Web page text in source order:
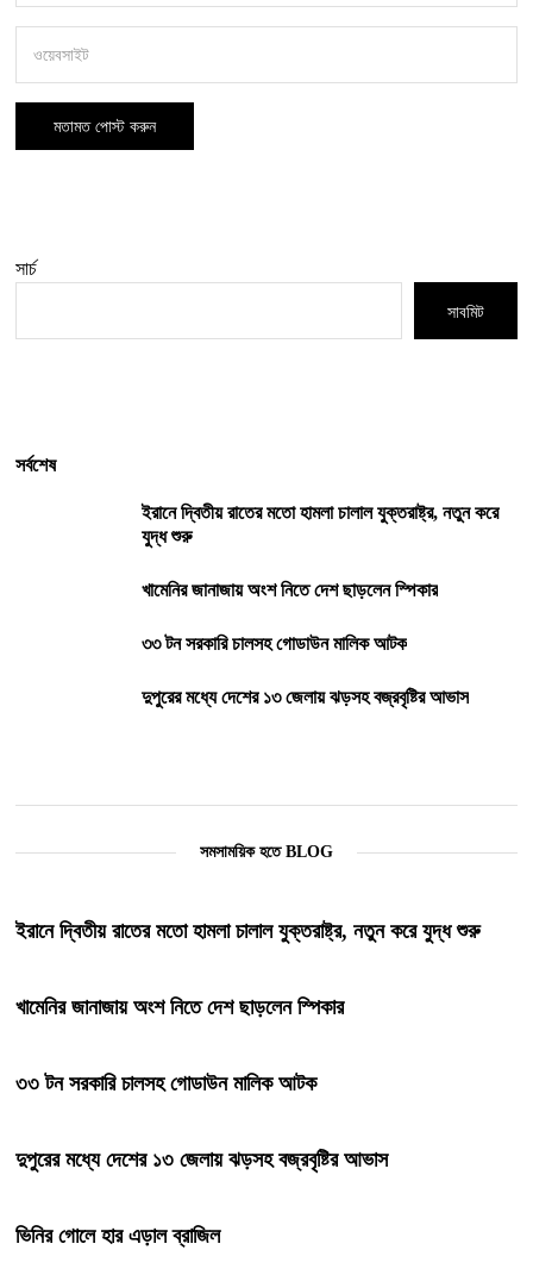
সার্চ
সাবমিট
সর্বশেষ
ইরানে দ্বিতীয় রাতের মতো হামলা চালাল যুক্তরাষ্ট্র, নতুন করে
যুদ্ধ শুরু
খামেনির জানাজায় অংশ নিতে দেশ ছাড়লেন স্পিকার
৩৩ টন সরকারি চালসহ গোডাউন মালিক আটক
দুপুরের মধ্যে দেশের ১৩ জেলায় ঝড়সহ বজ্রবৃষ্টির আভাস
সমসাময়িক হতে BLOG
ইরানে দ্বিতীয় রাতের মতো হামলা চালাল যুক্তরাষ্ট্র, নতুন করে যুদ্ধ শুরু
খামেনির জানাজায় অংশ নিতে দেশ ছাড়লেন স্পিকার
৩৩ টন সরকারি চালসহ গোডাউন মালিক আটক
দুপুরের মধ্যে দেশের ১৩ জেলায় ঝড়সহ বজ্রবৃষ্টির আভাস
ভিনির গোলে হার এড়াল ব্রাজিল